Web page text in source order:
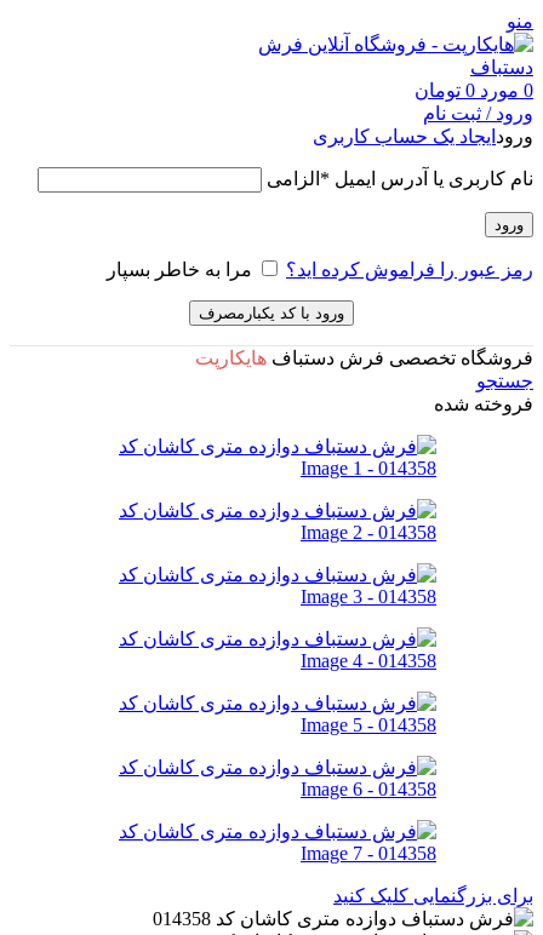
منو
0 مورد 0 تومان
ورود / ثبت نام
ورود ایجاد یک حساب کاربری
نام کاربری یا آدرس ایمیل * الزامی
ورود
رمز عبور را فراموش کرده اید؟ مرا به خاطر بسپار
ورود با کد یکبارمصرف
فروشگاه تخصصی فرش دستباف هایکارپت
جستجو
فروخته شده
برای بزرگنمایی کلیک کنید